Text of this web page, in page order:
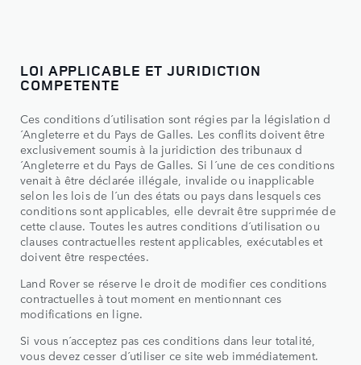
LOI APPLICABLE ET JURIDICTION
COMPETENTE
Ces conditions d´utilisation sont régies par la législation d
´Angleterre et du Pays de Galles. Les conflits doivent être
exclusivement soumis à la juridiction des tribunaux d
´Angleterre et du Pays de Galles. Si l´une de ces conditions
venait à être déclarée illégale, invalide ou inapplicable
selon les lois de l´un des états ou pays dans lesquels ces
conditions sont applicables, elle devrait être supprimée de
cette clause. Toutes les autres conditions d´utilisation ou
clauses contractuelles restent applicables, exécutables et
doivent être respectées.
Land Rover se réserve le droit de modifier ces conditions
contractuelles à tout moment en mentionnant ces
modifications en ligne.
Si vous n´acceptez pas ces conditions dans leur totalité,
vous devez cesser d´utiliser ce site web immédiatement.